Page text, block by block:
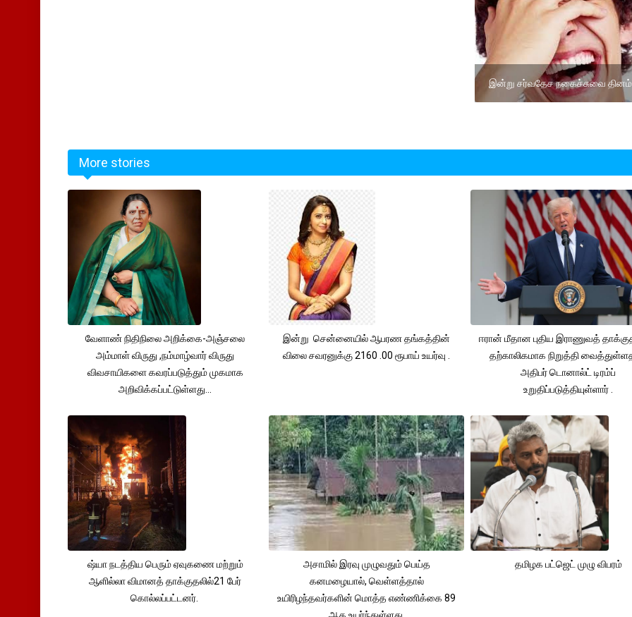
இன்று சர்வதேச நகைச்சுவை தினம்
More stories
வேளாண் நிதிநிலை அறிக்கை-அஞ்சலை
அம்மாள் விருது ,நம்மாழ்வார் விருது
விவசாயிகளை கவரப்படுத்தும் முகமாக
அறிவிக்கப்பட்டுள்ளது...
இன்று சென்னையில் ஆபரண தங்கத்தின்
விலை சவரனுக்கு 2160 .00 ரூபாய் உயர்வு .
ஈரான் மீதான புதிய இராணுவத்
தற்காலிகமாக நிறுத்தி
அதிபர் டொனால்ட் டிரம்ப்
உறுதிப்படுத்தியுள்ளார் .
ஷ்யா நடத்திய பெரும் ஏவுகணை மற்றும்
ஆளில்லா விமானத் தாக்குதலில்21 பேர்
கொல்லப்பட்டனர்.
அசாமில் இரவு முழுவதும் பெய்த
கனமழையால், வெள்ளத்தால்
உயிரிழந்தவர்களின் மொத்த எண்ணிக்கை 89
தமிழக பட்ஜெட் முழு விபரம்